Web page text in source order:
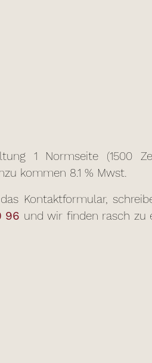
1 Normseite (1500
kommen 8.1 % Mwst.
Kontaktformular,
96 und wir finden rasch zu